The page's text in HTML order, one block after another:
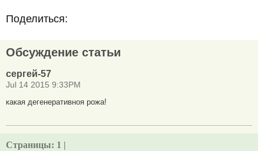
Поделиться:
Обсуждение статьи
сергей-57
Jul 14 2015 9:33PM
какая дегенеративноя рожа!
Страницы: 1 |